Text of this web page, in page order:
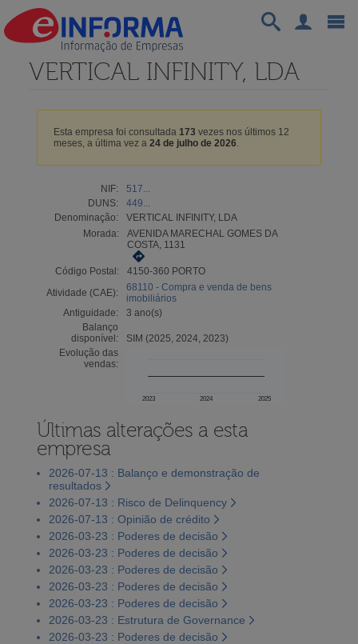
VERTICAL INFINITY, LDA
Esta empresa foi consultada 173 vezes nos últimos 12
meses, a última vez a 24 de julho de 2026.
NIF:
517...
DUNS:
449...
Denominação:
VERTICAL INFINITY, LDA
Morada:
AVENIDA MARECHAL GOMES DA
COSTA, 1131
Código Postal:
4150-360 PORTO
Atividade (CAE):
68110 - Compra e venda de bens
imobiliários
Antiguidade:
3 ano(s)
Balanço
disponível:
SIM (2025, 2024, 2023)
Evolução das
vendas:
2023 2024 2025
Últimas alterações a esta
empresa
2026-07-13 : Balanço e demonstração de
resultados
2026-07-13 : Risco de Delinquency
2026-07-13 : Opinião de crédito
2026-03-23 : Poderes de decisão
2026-03-23 : Poderes de decisão
2026-03-23 : Poderes de decisão
2026-03-23 : Poderes de decisão
2026-03-23 : Poderes de decisão
2026-03-23 : Estrutura de Governance
2026-03-23 : Poderes de decisão